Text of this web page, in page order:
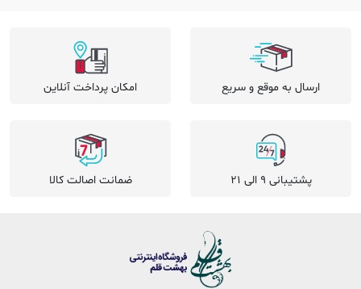
ارسال به موقع و سریع امکان پرداخت آنلاین
پشتیبانی 9 الی 21 ضمانت اصالت کالا